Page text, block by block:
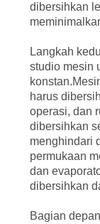
dibersihkan
Langkah
studio mesin
harus
operasi, dan
dibersihkan
menghindari
permukaan
dan
dibersihkan
Bagian